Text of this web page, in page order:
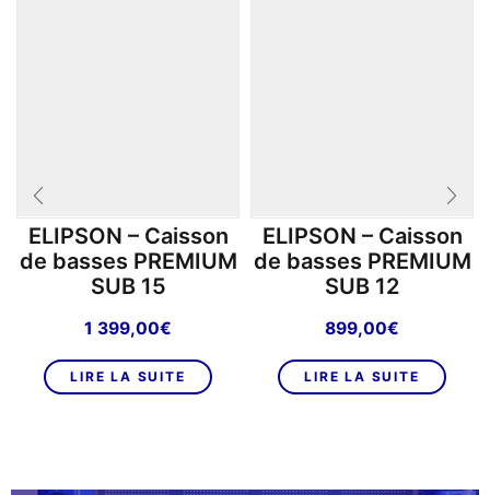
ELIPSON – Caisson
de basses PREMIUM
SUB 15
1 399,00€
LIRE LA SUITE
ELIPSON – Caisson
de basses PREMIUM
SUB 12
899,00€
LIRE LA SUITE